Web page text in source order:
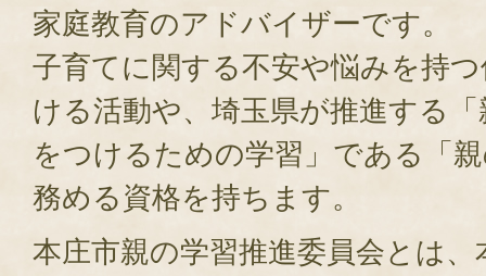
家庭教育のアドバイザーです。
子育てに関する不安や悩みを持
ける活動や、埼玉県が推進する
をつけるための学習」である「
務める資格を持ちます。
本庄市親の学習推進委員会とは